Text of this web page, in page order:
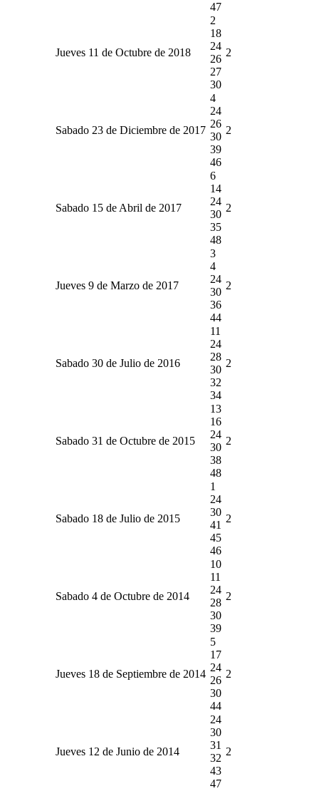
47
Jueves 11 de Octubre de 2018
2
18
24
26
27
30
2
Sabado 23 de Diciembre de 2017
4
24
26
30
39
46
2
Sabado 15 de Abril de 2017
6
14
24
30
35
48
2
Jueves 9 de Marzo de 2017
3
4
24
30
36
44
2
Sabado 30 de Julio de 2016
11
24
28
30
32
34
2
Sabado 31 de Octubre de 2015
13
16
24
30
38
48
2
Sabado 18 de Julio de 2015
1
24
30
41
45
46
2
Sabado 4 de Octubre de 2014
10
11
24
28
30
39
2
Jueves 18 de Septiembre de 2014
5
17
24
26
30
44
2
Jueves 12 de Junio de 2014
24
30
31
32
43
47
2